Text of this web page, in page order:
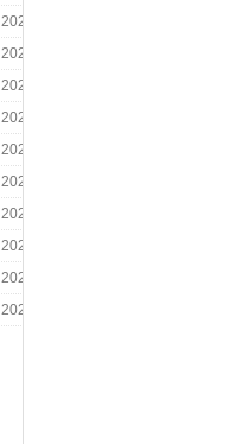
2026/04/13
2026/04/13
2026/04/10
2026/04/13
2026/04/07
2026/04/08
2026/03/28
2026/03/30
2026/03/26
2026/03/26